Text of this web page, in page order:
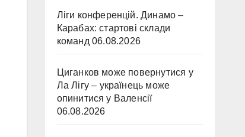
Ліги конференцій. Динамо –
Карабах: стартові склади
команд 06.08.2026
Циганков може повернутися у
Ла Лігу – українець може
опинитися у Валенсії
06.08.2026